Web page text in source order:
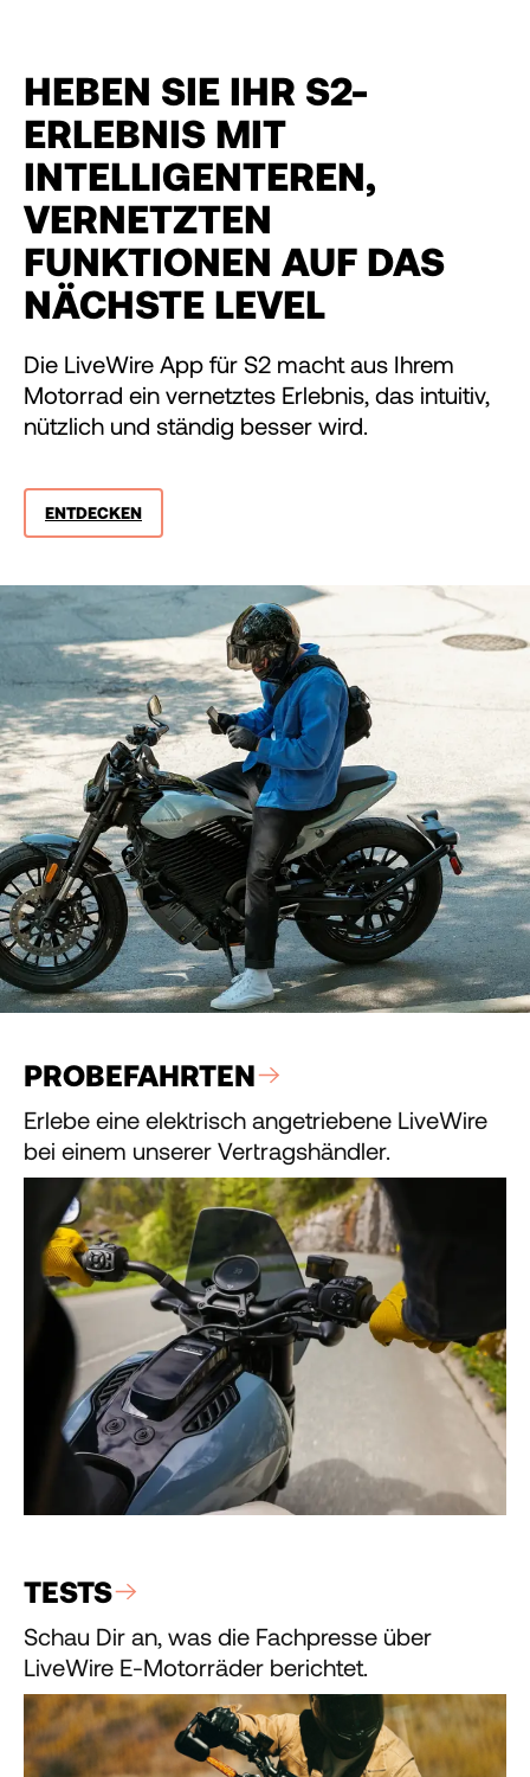
HEBEN SIE IHR S2-
ERLEBNIS MIT
INTELLIGENTEREN,
VERNETZTEN
FUNKTIONEN AUF DAS
NÄCHSTE LEVEL
Die LiveWire App für S2 macht aus Ihrem
Motorrad ein vernetztes Erlebnis, das intuitiv,
nützlich und ständig besser wird.
ENTDECKEN
PROBEFAHRTEN
Erlebe eine elektrisch angetriebene LiveWire
bei einem unserer Vertragshändler.
TESTS
Schau Dir an, was die Fachpresse über
LiveWire E-Motorräder berichtet.